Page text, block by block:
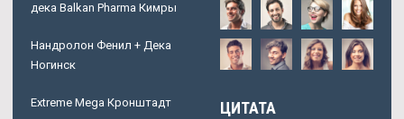
дека Balkan Pharma Кимры
Нандролон Фенил + Дека
Ногинск
Extreme Mega Кронштадт ЦИТАТА